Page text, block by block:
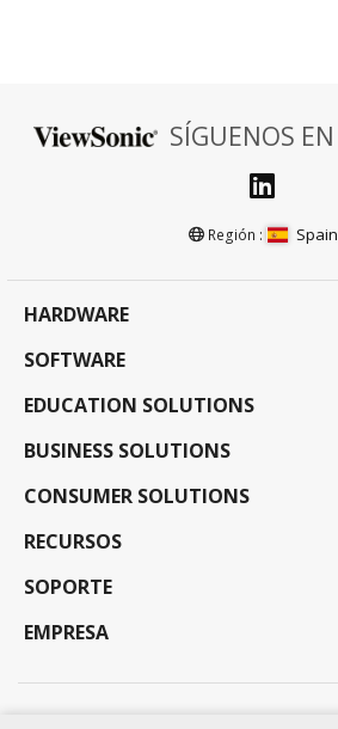
SÍGUENOS EN
Región : Spain
HARDWARE
SOFTWARE
EDUCATION SOLUTIONS
BUSINESS SOLUTIONS
CONSUMER SOLUTIONS
RECURSOS
SOPORTE
EMPRESA